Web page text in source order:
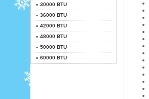
» 30000 BTU
» 36000 BTU
» 42000 BTU
» 48000 BTU
» 50000 BTU
» 60000 BTU